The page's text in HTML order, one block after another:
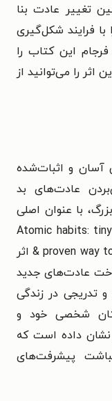
تغییر عادت بنا
فرایند شکل‌گیری
این کتاب را
را می‌توانید از
آسان و اثبات‌شده
عادت‌های بد
با عنوان اصلی
Atomic habits:
& proven way to build good habits & break bad ones اثر
عادت‌های جدید
تدریجی در زندگی
شخصی خود و
نشان داده است که
پیشرفت‌های